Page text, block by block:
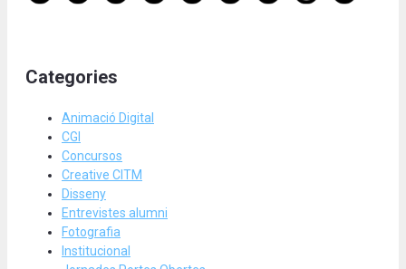
Categories
Animació Digital
CGI
Concursos
Creative CITM
Disseny
Entrevistes alumni
Fotografia
Institucional